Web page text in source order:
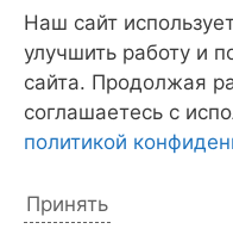
обходят. С
десять минут,
В итоге, я
остальных — ДНФ!
Но, раз ветер стих,
Наш сайт
улучшить работу и
сайта. Продолжая
соглашаетесь с
политикой
Принять